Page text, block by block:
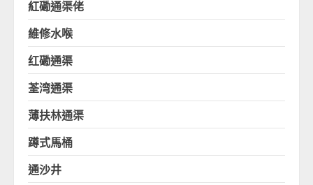
紅磡通渠佬
維修水喉
红磡通渠
荃湾通渠
薄扶林通渠
蹲式馬桶
通沙井